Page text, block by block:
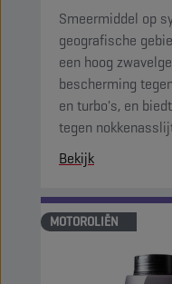
Smeermiddel op
geografische
een hoog
bescherming
en turbo's, en
tegen
Bekijk
MOTOROLIËN